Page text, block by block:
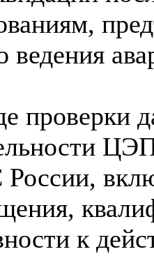
ведения
проверки
к